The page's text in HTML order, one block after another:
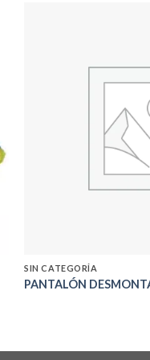
SIN CATEGORÍA
PANTALÓN